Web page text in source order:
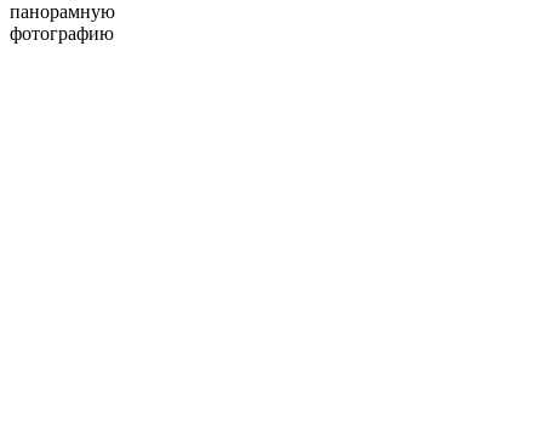
панорамную
фотографию